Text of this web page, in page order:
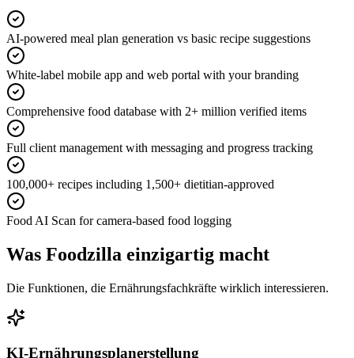
AI-powered meal plan generation vs basic recipe suggestions
White-label mobile app and web portal with your branding
Comprehensive food database with 2+ million verified items
Full client management with messaging and progress tracking
100,000+ recipes including 1,500+ dietitian-approved
Food AI Scan for camera-based food logging
Was Foodzilla einzigartig macht
Die Funktionen, die Ernährungsfachkräfte wirklich interessieren.
KI-Ernährungsplanerstellung